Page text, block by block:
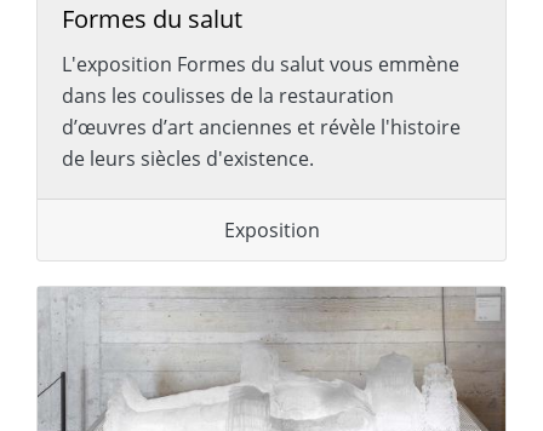
Formes du salut
L'exposition Formes du salut vous emmène
dans les coulisses de la restauration
d’œuvres d’art anciennes et révèle l'histoire
de leurs siècles d'existence.
Exposition